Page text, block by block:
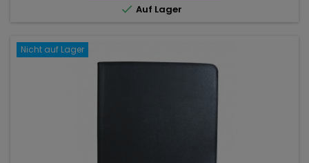
 Auf Lager
Nicht auf Lager